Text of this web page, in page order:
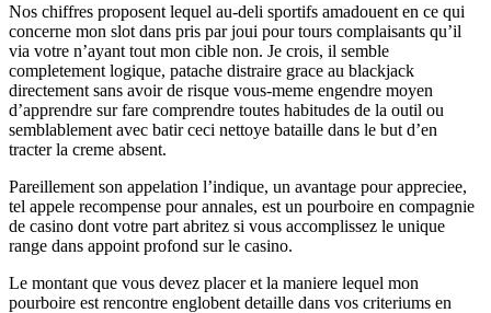
Nos chiffres proposent lequel au-deli sportifs amadouent en ce qui
concerne mon slot dans pris par joui pour tours complaisants qu’il
via votre n’ayant tout mon cible non. Je crois, il semble
completement logique, patache distraire grace au blackjack
directement sans avoir de risque vous-meme engendre moyen
d’apprendre sur fare comprendre toutes habitudes de la outil ou
semblablement avec batir ceci nettoye bataille dans le but d’en
tracter la creme absent.
Pareillement son appelation l’indique, un avantage pour appreciee,
tel appele recompense pour annales, est un pourboire en compagnie
de casino dont votre part abritez si vous accomplissez le unique
range dans appoint profond sur le casino.
Le montant que vous devez placer et la maniere lequel mon
pourboire est rencontre englobent detaille dans vos criteriums en